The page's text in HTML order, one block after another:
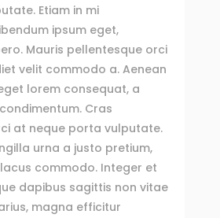
Etiam in mi
ipsum eget,
Mauris pellentesque orci
velit commodo a. Aenean
lorem consequat, a
Cras
at neque porta vulputate.
urna a justo pretium,
commodo. Integer et
dapibus sagittis non vitae
magna efficitur